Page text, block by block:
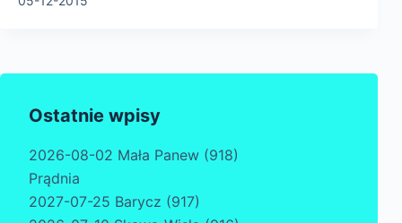
Ostatnie wpisy
2026-08-02 Mała Panew (918)
Prądnia
2027-07-25 Barycz (917)